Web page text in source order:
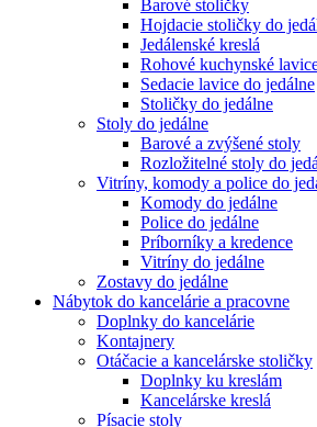
Barové stoličky
Hojdacie stoličky do
Jedálenské kreslá
Rohové kuchynské
Sedacie lavice do jedálne
Stoličky do jedálne
Stoly do jedálne
Barové a zvýšené stoly
Rozložitelné stoly do
Vitríny, komody a police do
Komody do jedálne
Police do jedálne
Príborníky a kredence
Vitríny do jedálne
Zostavy do jedálne
Nábytok do kancelárie a pracovne
Doplnky do kancelárie
Kontajnery
Otáčacie a kancelárske stoličky
Doplnky ku kreslám
Kancelárske kreslá
Písacie stoly